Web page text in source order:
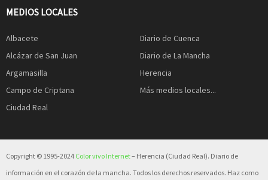
MEDIOS LOCALES
Albacete
Alcázar de San Juan
Argamasilla
Campo de Criptana
Ciudad Real
Diario de Cuenca
Diario de La Mancha
Herencia
Más medios locales...
Copyright © 1995-2024 Color vivo Internet– Herencia (Ciudad Real). Diario de
información en el corazón de la mancha. Todos los derechos reservados. Haz como